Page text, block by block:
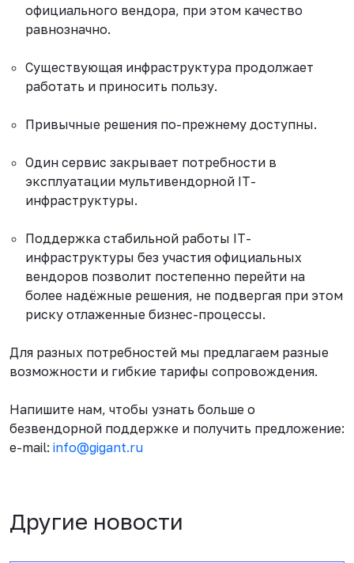
официального вендора, при этом качество
равнозначно.
Существующая инфраструктура продолжает
работать и приносить пользу.
Привычные решения по-прежнему доступны.
Один сервис закрывает потребности в
эксплуатации мультивендорной IT-
инфраструктуры.
Поддержка стабильной работы IT-
инфраструктуры без участия официальных
вендоров позволит постепенно перейти на
более надёжные решения, не подвергая при этом
риску отлаженные бизнес-процессы.
Для разных потребностей мы предлагаем разные
возможности и гибкие тарифы сопровождения.
Напишите нам, чтобы узнать больше о
безвендорной поддержке и получить предложение:
е-mail: info@gigant.ru
Другие новости